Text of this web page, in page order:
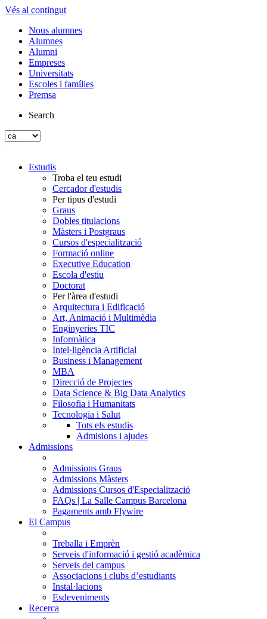
Vés al contingut
Nous alumnes
Alumnes
Alumni
Empreses
Universitats
Escoles i famílies
Premsa
Search
Estudis
Troba el teu estudi
Cercador d'estudis
Per tipus d'estudi
Graus
Dobles titulacions
Màsters i Postgraus
Cursos d'especialització
Formació online
Executive Education
Escola d'estiu
Doctorat
Per l'àrea d'estudi
Arquitectura i Edificació
Art, Animació i Multimèdia
Enginyeries TIC
Informàtica
Intel·ligència Artificial
Business i Management
MBA
Direcció de Projectes
Data Science & Big Data Analytics
Filosofia i Humanitats
Tecnologia i Salut
Tots els estudis
Admisions i ajudes
Admissions
Admissions Graus
Admissions Màsters
Admissions Cursos d'Especialització
FAQs | La Salle Campus Barcelona
Pagaments amb Flywire
El Campus
Treballa i Emprèn
Serveis d'informació i gestió acadèmica
Serveis del campus
Associacions i clubs d’estudiants
Instal·lacions
Esdeveniments
Recerca